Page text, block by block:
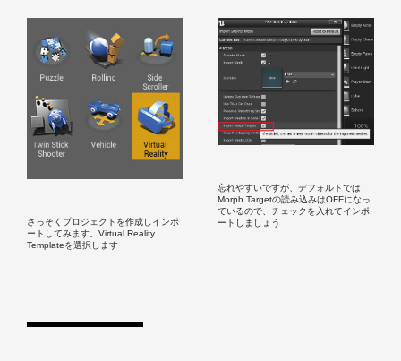
さっそくプロジェクトを作成しインポ
ートしてみます。Virtual Reality
Templateを選択します
忘れやすいですが、デフォルトでは
Morph Targetの読み込みはOFFになっ
ているので、チェックを入れてインポ
ートしましょう